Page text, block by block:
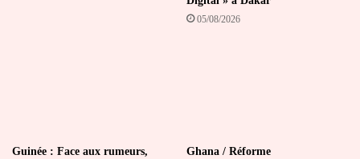
05/08/2026
Guinée : Face aux rumeurs,
Ghana / Réforme